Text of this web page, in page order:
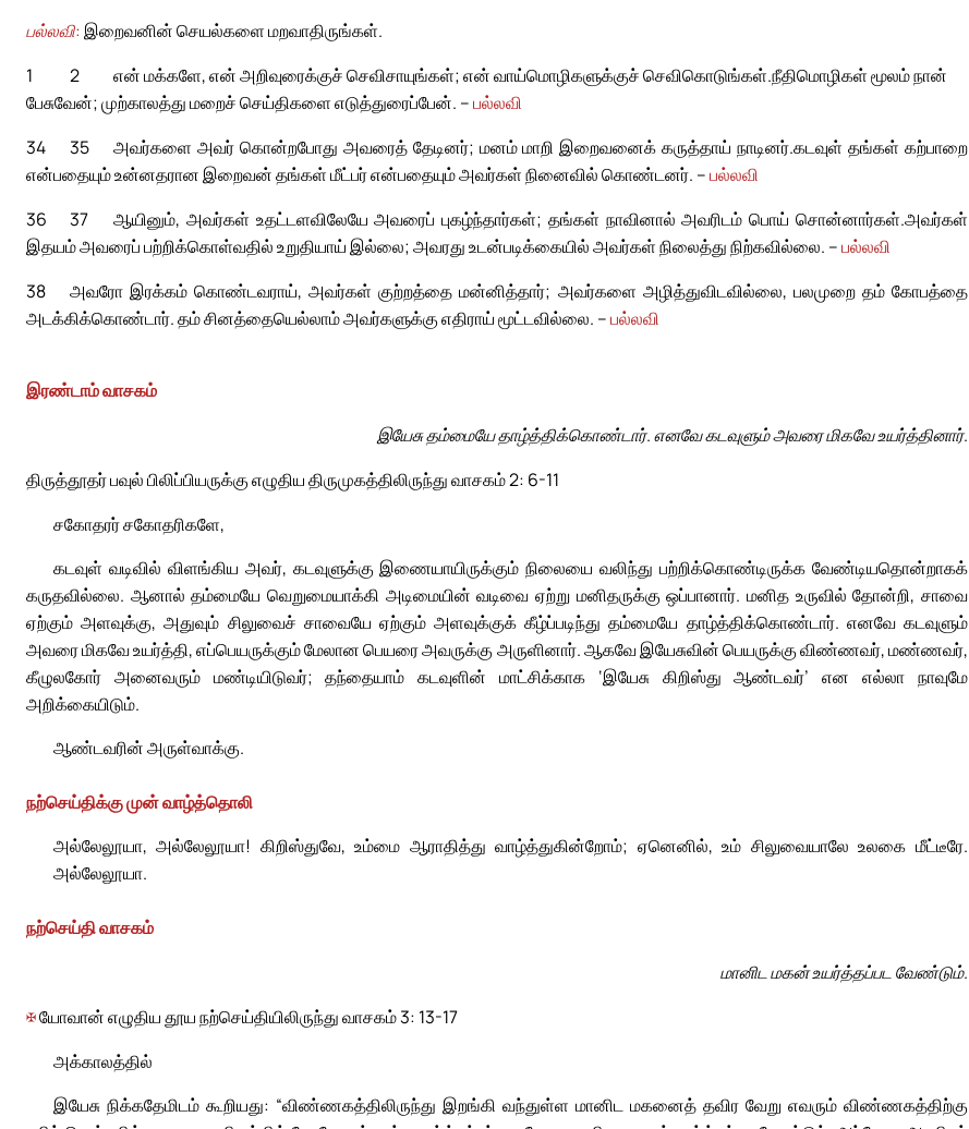
பல்லவி:இறைவனின் செயல்களை மறவாதிருங்கள்.
1
என் மக்களே, என் அறிவுரைக்குச் செவிசாயுங்கள்; என் வாய்மொழிகளுக்குச் செவிகொடுங்கள்.
2
நீதிமொழிகள் மூலம் நான்
பேசுவேன்; முற்காலத்து மறைச் செய்திகளை எடுத்துரைப்பேன். –பல்லவி
34
அவர்களை அவர் கொன்றபோது அவரைத் தேடினர்; மனம் மாறி இறைவனைக் கருத்தாய் நாடினர்.
35
கடவுள் தங்கள் கற்பாறை
என்பதையும் உன்னதரான இறைவன் தங்கள் மீட்பர் என்பதையும் அவர்கள் நினைவில் கொண்டனர். –பல்லவி
36
ஆயினும், அவர்கள் உதட்டளவிலேயே அவரைப் புகழ்ந்தார்கள்; தங்கள் நாவினால் அவரிடம் பொய் சொன்னார்கள்.
37
அவர்கள்
இதயம் அவரைப் பற்றிக்கொள்வதில் உறுதியாய் இல்லை; அவரது உடன்படிக்கையில் அவர்கள் நிலைத்து நிற்கவில்லை. –பல்லவி
38
அவரோ இரக்கம் கொண்டவராய், அவர்கள் குற்றத்தை மன்னித்தார்; அவர்களை அழித்துவிடவில்லை, பலமுறை தம் கோபத்தை
அடக்கிக்கொண்டார். தம் சினத்தையெல்லாம் அவர்களுக்கு எதிராய் மூட்டவில்லை. –பல்லவி
இரண்டாம் வாசகம்
இயேசு தம்மையே தாழ்த்திக்கொண்டார். எனவே கடவுளும் அவரை மிகவே உயர்த்தினார்.
திருத்தூதர் பவுல் பிலிப்பியருக்கு எழுதிய திருமுகத்திலிருந்து வாசகம் 2: 6-11
சகோதரர் சகோதரிகளே,
கடவுள் வடிவில் விளங்கிய அவர், கடவுளுக்கு இணையாயிருக்கும் நிலையை வலிந்து பற்றிக்கொண்டிருக்க வேண்டியதொன்றாகக்
கருதவில்லை. ஆனால் தம்மையே வெறுமையாக்கி அடிமையின் வடிவை ஏற்று மனிதருக்கு ஒப்பானார். மனித உருவில் தோன்றி, சாவை
ஏற்கும் அளவுக்கு, அதுவும் சிலுவைச் சாவையே ஏற்கும் அளவுக்குக் கீழ்ப்படிந்து தம்மையே தாழ்த்திக்கொண்டார். எனவே கடவுளும்
அவரை மிகவே உயர்த்தி, எப்பெயருக்கும் மேலான பெயரை அவருக்கு அருளினார். ஆகவே இயேசுவின் பெயருக்கு விண்ணவர், மண்ணவர்,
கீழுலகோர் அனைவரும் மண்டியிடுவர்; தந்தையாம் கடவுளின் மாட்சிக்காக ‘இயேசு கிறிஸ்து ஆண்டவர்’ என எல்லா நாவுமே
அறிக்கையிடும்.
ஆண்டவரின் அருள்வாக்கு.
நற்செய்திக்கு முன் வாழ்த்தொலி
அல்லேலூயா, அல்லேலூயா! கிறிஸ்துவே, உம்மை ஆராதித்து வாழ்த்துகின்றோம்; ஏனெனில், உம் சிலுவையாலே உலகை மீட்டீரே.
அல்லேலூயா.
நற்செய்தி வாசகம்
மானிட மகன் உயர்த்தப்பட வேண்டும்.
✠யோவான் எழுதிய தூய நற்செய்தியிலிருந்து வாசகம் 3: 13-17
அக்காலத்தில்
இயேசு நிக்கதேமிடம் கூறியது: “விண்ணகத்திலிருந்து இறங்கி வந்துள்ள மானிட மகனைத் தவிர வேறு எவரும் விண்ணகத்திற்கு